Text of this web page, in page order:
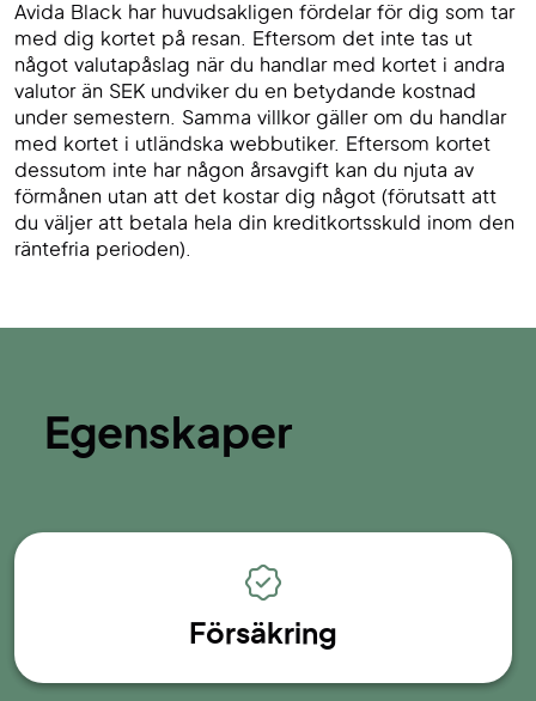
Avida Black har huvudsakligen fördelar för dig som tar
med dig kortet på resan. Eftersom det inte tas ut
något valutapåslag när du handlar med kortet i andra
valutor än SEK undviker du en betydande kostnad
under semestern. Samma villkor gäller om du handlar
med kortet i utländska webbutiker. Eftersom kortet
dessutom inte har någon årsavgift kan du njuta av
förmånen utan att det kostar dig något (förutsatt att
du väljer att betala hela din kreditkortsskuld inom den
räntefria perioden).
Egenskaper
Försäkring